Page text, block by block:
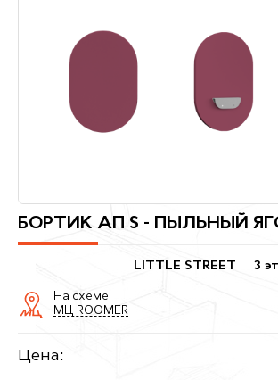
БОРТИК АП S - ПЫЛЬНЫЙ
LITTLE STREET 3
На схеме
МЦ ROOMER
Цена: